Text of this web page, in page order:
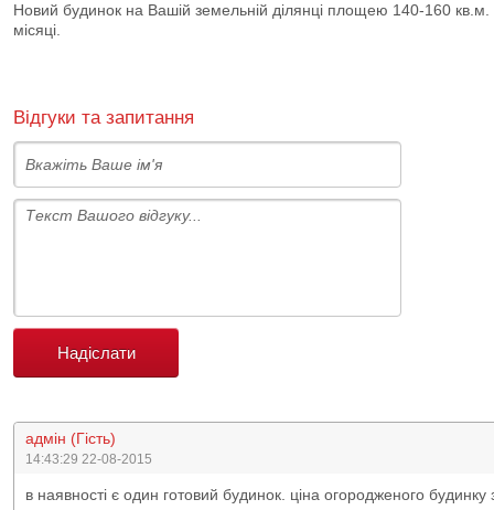
Новий будинок на Вашій земельній ділянці площею 140-160
місяці.
Відгуки та запитання
Надіслати
адмін (Гість)
14:43:29 22-08-2015
в наявності є один готовий будинок. ціна огородженого